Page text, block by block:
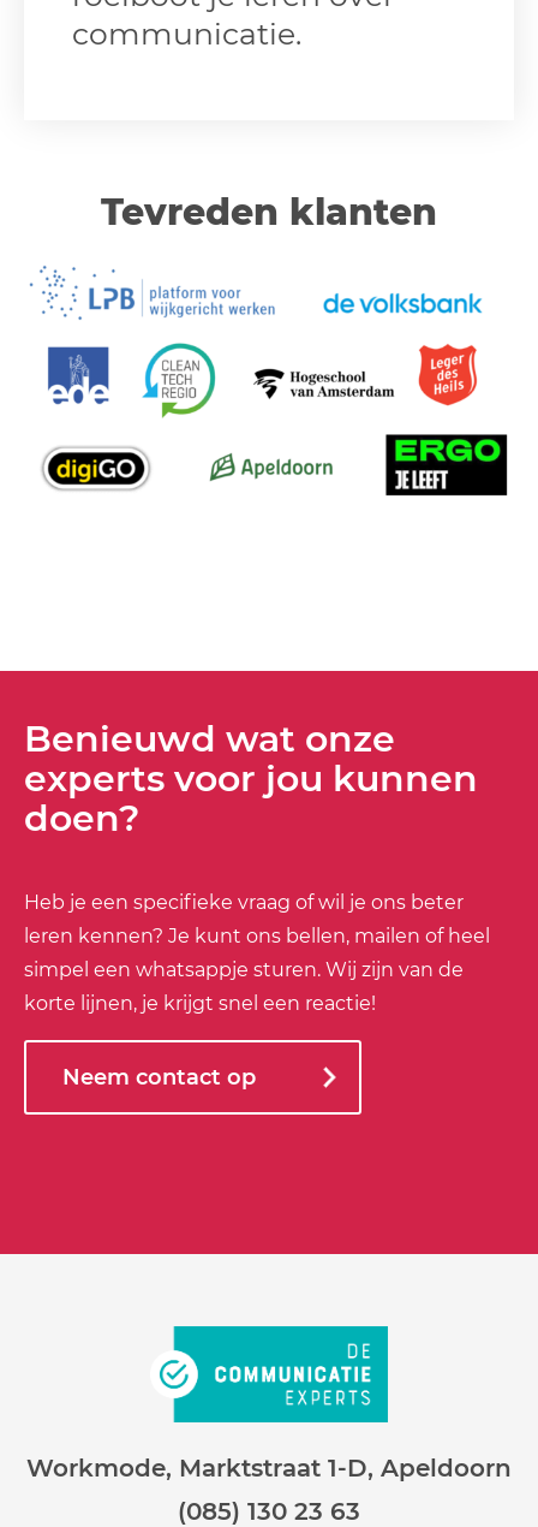
communicatie.
Tevreden klanten
Benieuwd wat onze
experts voor jou kunnen
doen?
Heb je een specifieke vraag of wil je ons beter
leren kennen? Je kunt ons bellen, mailen of heel
simpel een whatsappje sturen. Wij zijn van de
korte lijnen, je krijgt snel een reactie!
Neem contact op
Workmode, Marktstraat 1-D, Apeldoorn
(085) 130 23 63